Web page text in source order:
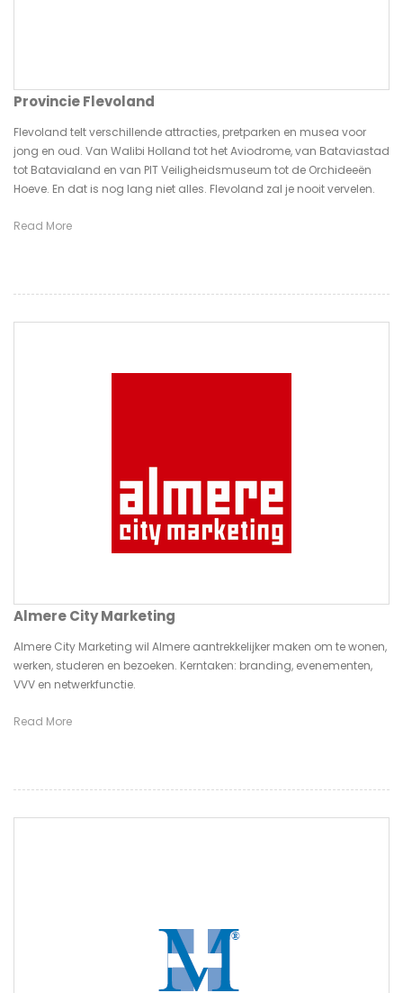
Provincie Flevoland
Flevoland telt verschillende attracties, pretparken en musea voor
jong en oud. Van Walibi Holland tot het Aviodrome, van Bataviastad
tot Batavialand en van PIT Veiligheidsmuseum tot de Orchideeën
Hoeve. En dat is nog lang niet alles. Flevoland zal je nooit vervelen.
Read More
Almere City Marketing
Almere City Marketing wil Almere aantrekkelijker maken om te wonen,
werken, studeren en bezoeken. Kerntaken: branding, evenementen,
VVV en netwerkfunctie.
Read More